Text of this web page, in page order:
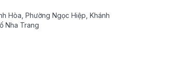
Hòa, Phường Ngọc Hiệp, Khánh
Nha Trang